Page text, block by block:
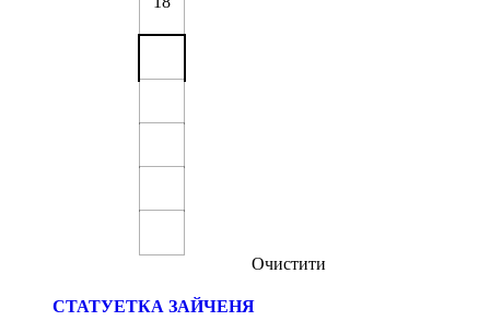
Очистити
СТАТУЕТКА ЗАЙЧЕНЯ